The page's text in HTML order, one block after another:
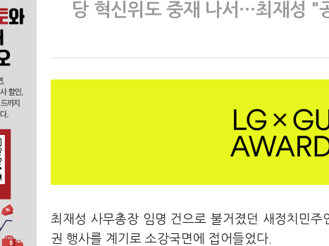
당 혁신위도 중재 나서…최재성 "
최재성 사무총장 임명 건으로 불거졌던 새정치민
권 행사를 계기로 소강국면에 접어들었다.